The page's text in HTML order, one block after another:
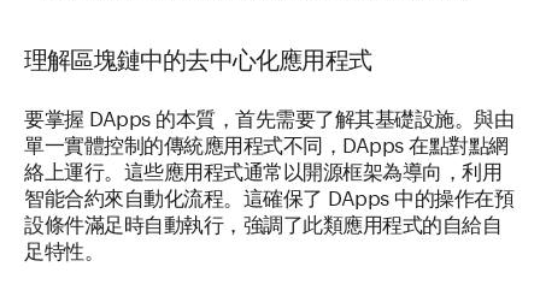
理解區塊鏈中的去中心化應用程式
要掌握 DApps 的本質，首先需要了解其基礎設施。與由
單一實體控制的傳統應用程式不同，DApps 在點對點網
絡上運行。這些應用程式通常以開源框架為導向，利用
智能合約來自動化流程。這確保了 DApps 中的操作在預
設條件滿足時自動執行，強調了此類應用程式的自給自
足特性。